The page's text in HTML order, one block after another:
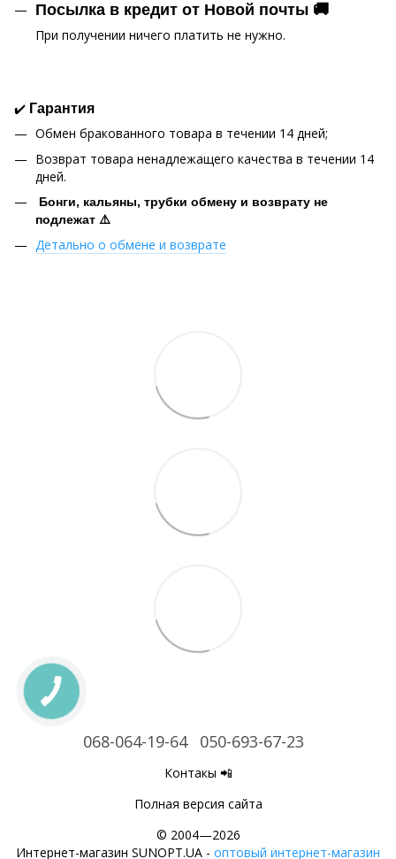
Посылка в кредит от Новой почты 🚚
При получении ничего платить не нужно.
✔️ Гарантия
Обмен бракованного товара в течении 14 дней;
Возврат товара ненадлежащего качества в течении 14
дней.
Бонги, кальяны, трубки обмену и возврату не
подлежат ⚠️
Детально о обмене и возврате
068-064-19-64 050-693-67-23
Контакы 📲
Полная версия сайта
© 2004—2026
Интернет-магазин SUNOPT.UA - оптовый интернет-магазин